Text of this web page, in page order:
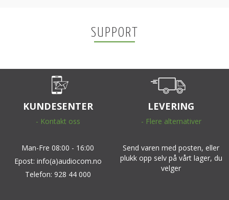
SUPPORT
KUNDESENTER
- Kontakt oss
Man-Fre 08:00 - 16:00
Epost: info(a)audiocom.no
Telefon: 928 44 000
LEVERING
- Flere alternativer
Send varen med posten, eller
plukk opp selv på vårt lager, du
velger